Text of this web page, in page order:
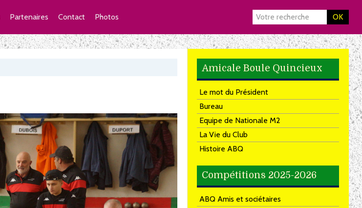
OK
Partenaires Contact Photos
Amicale Boule Quincieux
Le mot du Président
Bureau
Equipe de Nationale M2
La Vie du Club
Histoire ABQ
Compétitions 2025-2026
ABQ Amis et sociétaires